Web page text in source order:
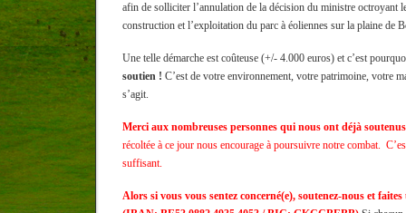
afin de solliciter l’annulation de la décision du ministre octroyant
construction et l’exploitation du parc à éoliennes sur la plaine de
Une telle démarche est coûteuse (+/- 4.000 euros) et c’est
soutien ! C’est de votre environnement, votre patrimoine, votre
s’agit.
Merci aux nombreuses personnes qui nous ont déjà
récoltée à ce jour nous encourage à poursuivre notre combat.
suffisant.
Alors si vous vous sentez concerné(e), soutenez-nous et